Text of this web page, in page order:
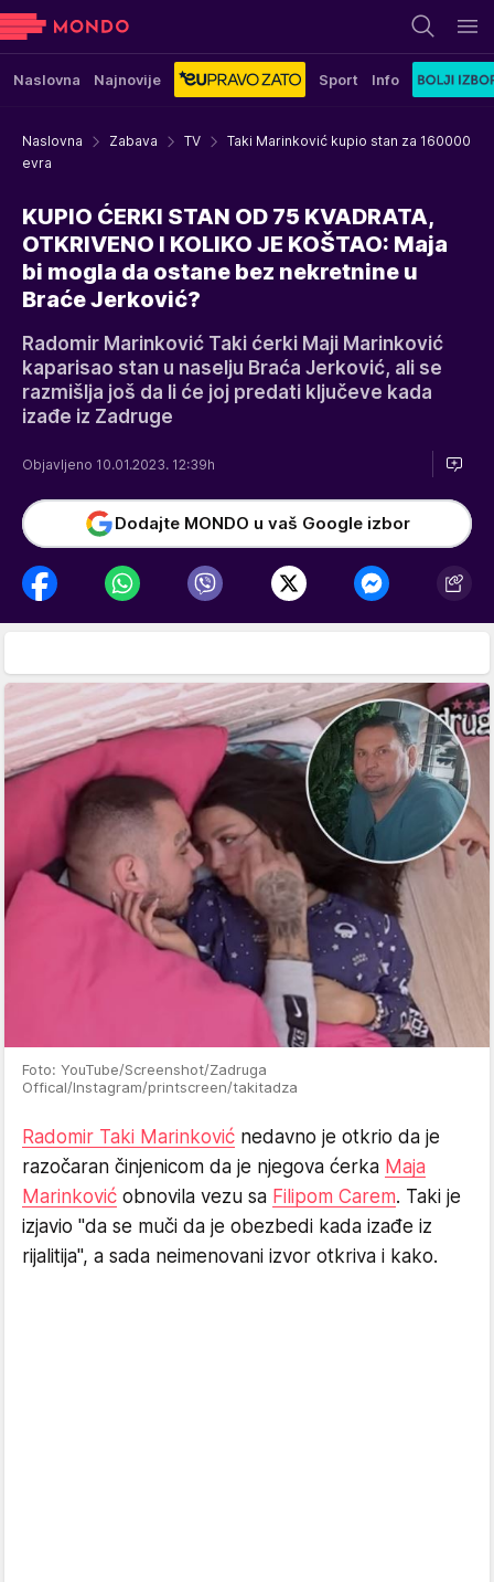
Naslovna Najnovije Sport Info
Naslovna Zabava TV
Taki Marinković kupio stan za 160000
evra
KUPIO ĆERKI STAN OD 75 KVADRATA,
OTKRIVENO I KOLIKO JE KOŠTAO: Maja
bi mogla da ostane bez nekretnine u
Braće Jerković?
Radomir Marinković Taki ćerki Maji Marinković
kaparisao stan u naselju Braća Jerković, ali se
razmišlja još da li će joj predati ključeve kada
izađe iz Zadruge
Objavljeno 10.01.2023. 12:39h
Dodajte MONDO u vaš Google izbor
Foto: YouTube/Screenshot/Zadruga
Offical/Instagram/printscreen/takitadza
Radomir Taki Marinković nedavno je otkrio da je
razočaran činjenicom da je njegova ćerka Maja
Marinković obnovila vezu sa Filipom Carem. Taki je
izjavio "da se muči da je obezbedi kada izađe iz
rijalitija", a sada neimenovani izvor otkriva i kako.